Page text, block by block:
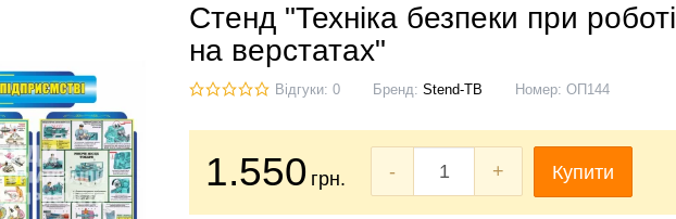
Стенд "Техніка безпеки при роботі
на верстатах"
Відгуки: 0 Бренд: Stend-TB Номер: ОП144
1.550 грн. - + Купити